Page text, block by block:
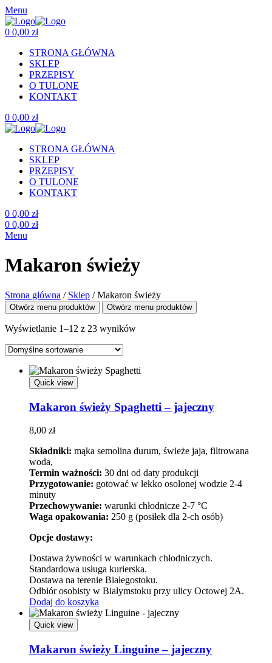
Menu
0 0,00 zł
STRONA GŁÓWNA
SKLEP
PRZEPISY
O TULONE
KONTAKT
0 0,00 zł
STRONA GŁÓWNA
SKLEP
PRZEPISY
O TULONE
KONTAKT
0 0,00 zł
0 0,00 zł
Menu
Makaron świeży
Strona główna / Sklep /Makaron świeży
Otwórz menu produktów Otwórz menu produktów
Wyświetlanie 1–12 z 23 wyników
Quick view
Makaron świeży Spaghetti – jajeczny
8,00 zł
Składniki: mąka semolina durum, świeże jaja, filtrowana
woda,
Termin ważności: 30 dni od daty produkcji
Przygotowanie: gotować w lekko osolonej wodzie 2-4
minuty
Przechowywanie: warunki chłodnicze 2-7 °C
Waga opakowania: 250 g (posiłek dla 2-ch osób)
Opcje dostawy:
Dostawa żywności w warunkach chłodniczych.
Standardowa usługa kurierska.
Dostawa na terenie Białegostoku.
Odbiór osobisty w Białymstoku przy ulicy Octowej 2A.
Dodaj do koszyka
Quick view
Makaron świeży Linguine – jajeczny